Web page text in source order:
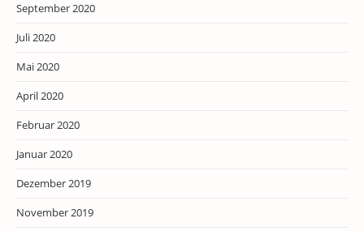
September 2020
Juli 2020
Mai 2020
April 2020
Februar 2020
Januar 2020
Dezember 2019
November 2019